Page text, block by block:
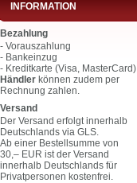
INFORMATION
Bezahlung
- Vorauszahlung
- Bankeinzug
- Kreditkarte (Visa, MasterCard)
Händler können zudem per
Rechnung zahlen.
Versand
Der Versand erfolgt innerhalb
Deutschlands via GLS.
Ab einer Bestellsumme von
30,– EUR ist der Versand
innerhalb Deutschlands für
Privatpersonen kostenfrei.